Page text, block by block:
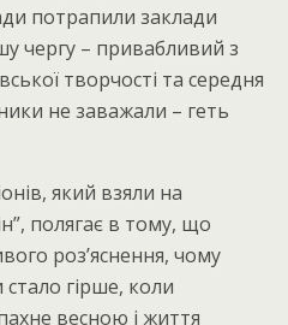
потрапили заклади
чергу – привабливий з
творчості та середня
не заважали – геть
який взяли на
полягає в тому, що
роз’яснення, чому
гірше, коли
весною і життя